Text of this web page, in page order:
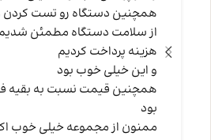
همچنین دستگاه رو تست کردن و
از سلامت دستگاه مطمئن
هزینه پرداخت کردیم
و این خیلی خوب بود
همچنین قیمت نسبت به بقیه
بود
ممنون از مجموعه خیلی خوب